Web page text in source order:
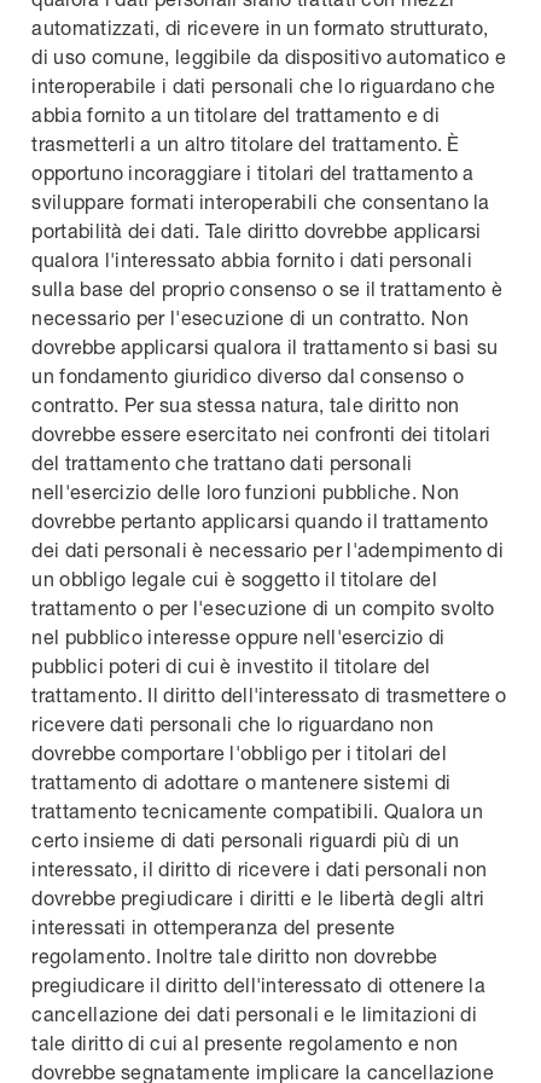
automatizzati, di ricevere in un formato strutturato,
di uso comune, leggibile da dispositivo automatico e
interoperabile i dati personali che lo riguardano che
abbia fornito a un titolare del trattamento e di
trasmetterli a un altro titolare del trattamento. È
opportuno incoraggiare i titolari del trattamento a
sviluppare formati interoperabili che consentano la
portabilità dei dati. Tale diritto dovrebbe applicarsi
qualora l'interessato abbia fornito i dati personali
sulla base del proprio consenso o se il trattamento è
necessario per l'esecuzione di un contratto. Non
dovrebbe applicarsi qualora il trattamento si basi su
un fondamento giuridico diverso dal consenso o
contratto. Per sua stessa natura, tale diritto non
dovrebbe essere esercitato nei confronti dei titolari
del trattamento che trattano dati personali
nell'esercizio delle loro funzioni pubbliche. Non
dovrebbe pertanto applicarsi quando il trattamento
dei dati personali è necessario per l'adempimento di
un obbligo legale cui è soggetto il titolare del
trattamento o per l'esecuzione di un compito svolto
nel pubblico interesse oppure nell'esercizio di
pubblici poteri di cui è investito il titolare del
trattamento. Il diritto dell'interessato di trasmettere o
ricevere dati personali che lo riguardano non
dovrebbe comportare l'obbligo per i titolari del
trattamento di adottare o mantenere sistemi di
trattamento tecnicamente compatibili. Qualora un
certo insieme di dati personali riguardi più di un
interessato, il diritto di ricevere i dati personali non
dovrebbe pregiudicare i diritti e le libertà degli altri
interessati in ottemperanza del presente
regolamento. Inoltre tale diritto non dovrebbe
pregiudicare il diritto dell'interessato di ottenere la
cancellazione dei dati personali e le limitazioni di
tale diritto di cui al presente regolamento e non
dovrebbe segnatamente implicare la cancellazione